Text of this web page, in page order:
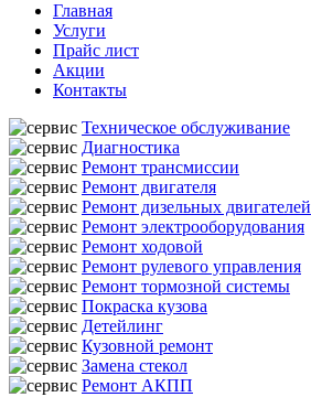
Главная
Услуги
Прайс лист
Акции
Контакты
Техническое обслуживание
Диагностика
Ремонт трансмиссии
Ремонт двигателя
Ремонт дизельных двигателей
Ремонт электрооборудования
Ремонт ходовой
Ремонт рулевого управления
Ремонт тормозной системы
Покраска кузова
Детейлинг
Кузовной ремонт
Замена стекол
Ремонт АКПП